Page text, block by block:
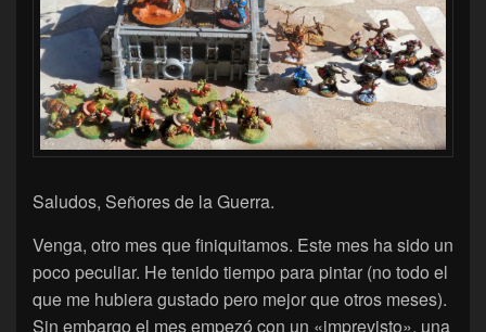
Saludos, Señores de la Guerra.
Venga, otro mes que finiquitamos. Este mes ha sido un
poco peculiar. He tenido tiempo para pintar (no todo el
que me hubiera gustado pero mejor que otros meses).
Sin embargo el mes empezó con un «imprevisto», una